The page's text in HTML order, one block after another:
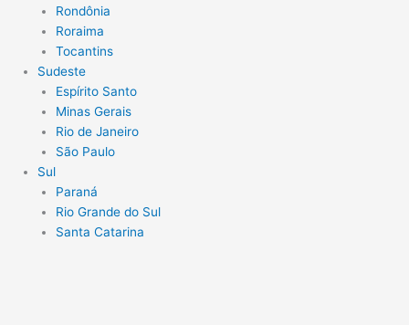
Rondônia
Roraima
Tocantins
Sudeste
Espírito Santo
Minas Gerais
Rio de Janeiro
São Paulo
Sul
Paraná
Rio Grande do Sul
Santa Catarina